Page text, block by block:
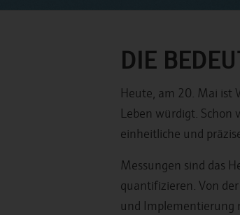
DIE
Heute, am 20. Mai ist
Leben würdigt.
einheitliche und
Messungen sind das
quantifizieren. Von
und Implementierung